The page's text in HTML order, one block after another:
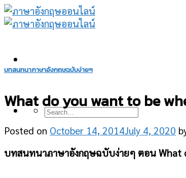
Skip
to
บทสนทนาภาษาอังกฤษฉบับง่ายๆ
What do you want to be
Posted on October 14, 2014 July 4, 2020
บทสนทนาภาษาอังกฤษฉบับง่ายๆ ตอน What